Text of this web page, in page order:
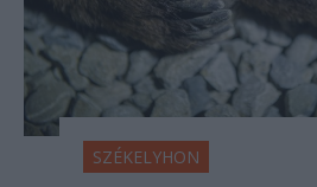
SZÉKELYHON